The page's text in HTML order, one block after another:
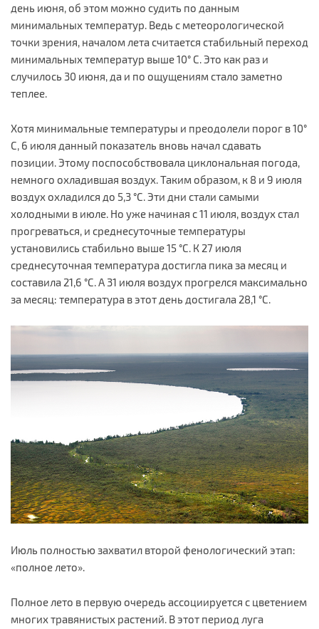
день июня, об этом можно судить по данным
минимальных температур. Ведь с метеорологической
точки зрения, началом лета считается стабильный переход
минимальных температур выше 10° С. Это как раз и
случилось 30 июня, да и по ощущениям стало заметно
теплее.
Хотя минимальные температуры и преодолели порог в 10°
С, 6 июля данный показатель вновь начал сдавать
позиции. Этому поспособствовала циклональная погода,
немного охладившая воздух. Таким образом, к 8 и 9 июля
воздух охладился до 5,3 °С. Эти дни стали самыми
холодными в июле. Но уже начиная с 11 июля, воздух стал
прогреваться, и среднесуточные температуры
установились стабильно выше 15 °С. К 27 июля
среднесуточная температура достигла пика за месяц и
составила 21,6 °С. А 31 июля воздух прогрелся максимально
за месяц: температура в этот день достигала 28,1 °С.
Июль полностью захватил второй фенологический этап:
«полное лето».
Полное лето в первую очередь ассоциируется с цветением
многих травянистых растений. В этот период луга